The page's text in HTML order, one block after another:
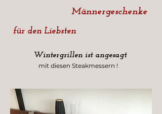
Männergeschenke
für den Liebsten
Wintergrillen ist angesagt
mit diesen Steakmessern !